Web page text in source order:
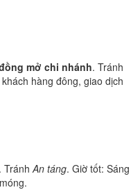
mở chi nhánh. Tránh
hàng đông, giao dịch
. TránhAn táng. Giờ tốt: Sáng